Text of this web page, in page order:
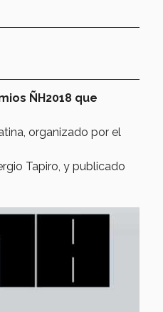
ÑH2018 que
organizado por el
Tapiro, y publicado